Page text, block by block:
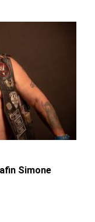
Simone